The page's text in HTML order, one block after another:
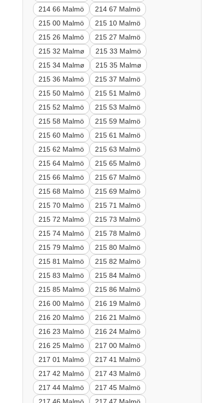
214 66 Malmö
214 67 Malmö
215 00 Malmö
215 10 Malmö
215 26 Malmö
215 27 Malmö
215 32 Malmø
215 33 Malmö
215 34 Malmø
215 35 Malmø
215 36 Malmö
215 37 Malmö
215 50 Malmö
215 51 Malmö
215 52 Malmö
215 53 Malmö
215 58 Malmö
215 59 Malmö
215 60 Malmö
215 61 Malmö
215 62 Malmö
215 63 Malmö
215 64 Malmö
215 65 Malmö
215 66 Malmö
215 67 Malmö
215 68 Malmö
215 69 Malmö
215 70 Malmö
215 71 Malmö
215 72 Malmö
215 73 Malmö
215 74 Malmö
215 78 Malmö
215 79 Malmö
215 80 Malmö
215 81 Malmö
215 82 Malmö
215 83 Malmö
215 84 Malmö
215 85 Malmö
215 86 Malmö
216 00 Malmö
216 19 Malmö
216 20 Malmö
216 21 Malmö
216 23 Malmö
216 24 Malmö
216 25 Malmö
217 00 Malmö
217 01 Malmö
217 41 Malmö
217 42 Malmö
217 43 Malmö
217 44 Malmö
217 45 Malmö
217 46 Malmö
217 47 Malmö